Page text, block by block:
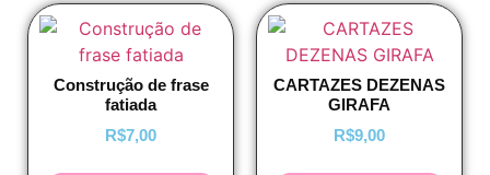
Construção de frase
fatiada
R$7,00
CARTAZES DEZENAS
GIRAFA
R$9,00